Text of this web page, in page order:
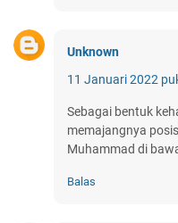
Unknown
11 Januari 2022
Sebagai bentuk
memajangnya
Muhammad di
Balas